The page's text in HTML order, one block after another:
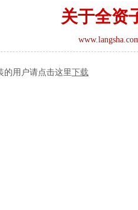
关于全资
的用户请点击这里下载